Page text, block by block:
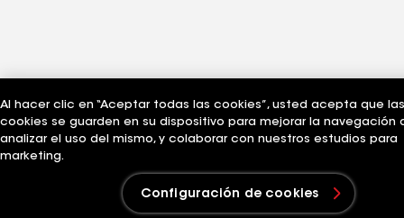
Al hacer clic en “Aceptar todas las cookies”, usted acepta que las
cookies se guarden en su dispositivo para mejorar la navegación
analizar el uso del mismo, y colaborar con nuestros estudios para
marketing.
Configuración de cookies